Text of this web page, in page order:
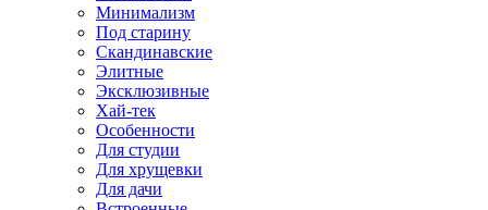
Минимализм
Под старину
Скандинавские
Элитные
Эксклюзивные
Хай-тек
Особенности
Для студии
Для хрущевки
Для дачи